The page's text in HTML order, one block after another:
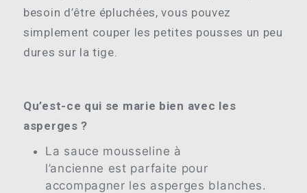
besoin d’être épluchées, vous pouvez
simplement couper les petites pousses un peu
dures sur la tige.
Qu’est-ce qui se marie bien avec les
asperges ?
La sauce mousseline à
l’ancienne est parfaite pour
accompagner les asperges blanches.